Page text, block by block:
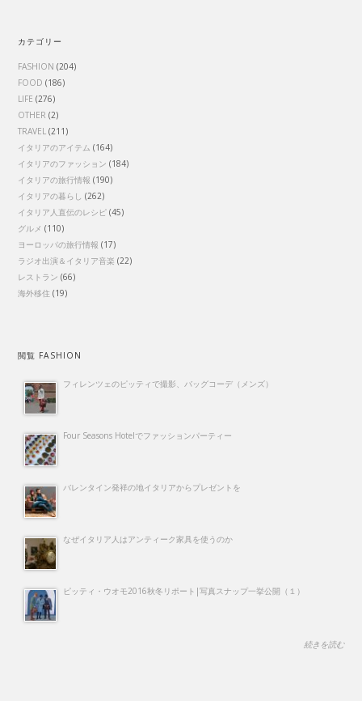
カテゴリー
FASHION (204)
FOOD (186)
LIFE (276)
OTHER (2)
TRAVEL (211)
イタリアのアイテム (164)
イタリアのファッション (184)
イタリアの旅行情報 (190)
イタリアの暮らし (262)
イタリア人直伝のレシピ (45)
グルメ (110)
ヨーロッパの旅行情報 (17)
ラジオ出演＆イタリア音楽 (22)
レストラン (66)
海外移住 (19)
閲覧 FASHION
フィレンツェのピッティで撮影、バッグコーデ（メンズ）
Four Seasons Hotelでファッションパーティー
バレンタイン発祥の地イタリアからプレゼントを
なぜイタリア人はアンティーク家具を使うのか
ピッティ・ウオモ2016秋冬リポート|写真スナップ一挙公開（１）
続きを読む